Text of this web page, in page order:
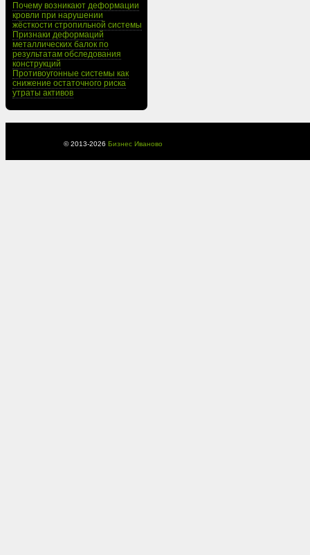
Почему возникают деформации
кровли при нарушении
жёсткости стропильной системы
Признаки деформаций
металлических балок по
результатам обследования
конструкций
Противоугонные системы как
снижение остаточного риска
утраты активов
© 2013-2026 Бизнес Иваново